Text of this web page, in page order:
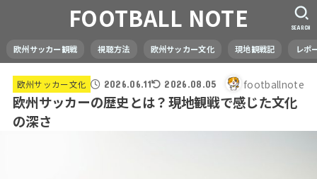
FOOTBALL NOTE
欧州サッカー観戦 視聴方法 欧州サッカー文化 現地観戦記 レポ
SEARCH
欧州サッカー文化 2026.06.11 2026.08.05 footballnote
欧州サッカーの歴史とは？現地観戦で感じた文化
の深さ